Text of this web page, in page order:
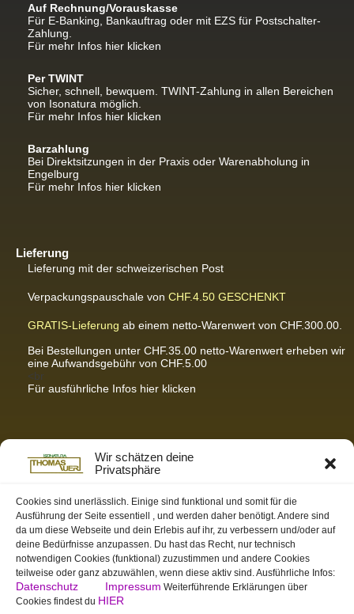
Wir schätzen deine
Privatsphäre
Cookies sind unerlässlich. Einige sind funktional und somit für die
Ausführung der Seite essentiell , und werden daher benötigt. Andere sind
da um diese Webseite und dein Erlebis auf ihr, zu verbessern und/oder auf
deine Bedürfnisse anzupassen. Du hast das Recht, nur technisch
notwendigen Cookies (funktional) zuzustimmen und andere Cookies
teilweise oder ganz abzuwählen, wenn diese aktiv sind. Ausführliche Infos:
Datenschutz Impressum Weiterführende Erklärungen über
Cookies findest du HIER
Auf Rechnung/Vorauskasse
Für E-Banking, Bankauftrag oder mit EZS für Postschalter-
Zahlung.
Für mehr Infos hier klicken
Per TWINT
Sicher, schnell, bewquem. TWINT-Zahlung in allen Bereichen
von Isonatura möglich.
Für mehr Infos hier klicken
Barzahlung
Bei Direktsitzungen in der Praxis oder Warenabholung in
Engelburg
Für mehr Infos hier klicken
Lieferung
Lieferung mit der schweizerischen Post
Verpackungspauschale von CHF.4.50 GESCHENKT
GRATIS-Lieferung ab einem netto-Warenwert von CHF.300.00.
Bei Bestellungen unter CHF.35.00 netto-Warenwert erheben wir
eine Aufwandsgebühr von CHF.5.00
<br
Für ausführliche Infos hier klicken
Partnerseiten / Empfehlungen
K-Wellness – Karin Meier
S&S Informatik GmbH
Ihr Partner für zukunftsorientierte Informatik
Swiss-skymodel
opens your eyes
St. Gallen Info
Dein Tor zur Ostschweiz